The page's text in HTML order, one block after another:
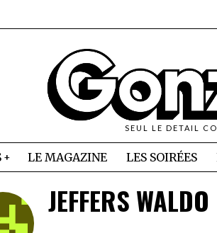
SEUL LE DETAIL
LE MAGAZINE LES SOIRÉES
JEFFERS WALDO